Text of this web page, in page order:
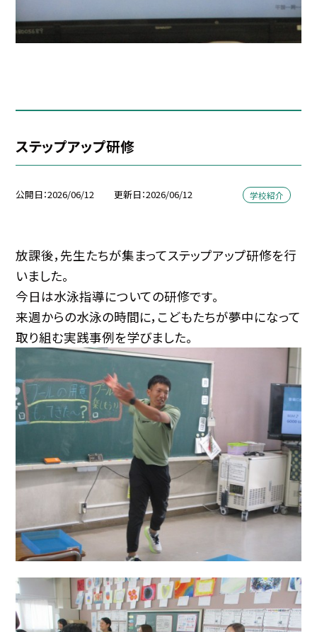
ステップアップ研修
公開日 2026/06/12 更新日 2026/06/12 学校紹介
放課後，先生たちが集まってステップアップ研修を行
いました。
今日は水泳指導についての研修です。
来週からの水泳の時間に，こどもたちが夢中になって
取り組む実践事例を学びました。